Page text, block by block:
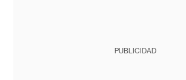
PUBLICIDAD